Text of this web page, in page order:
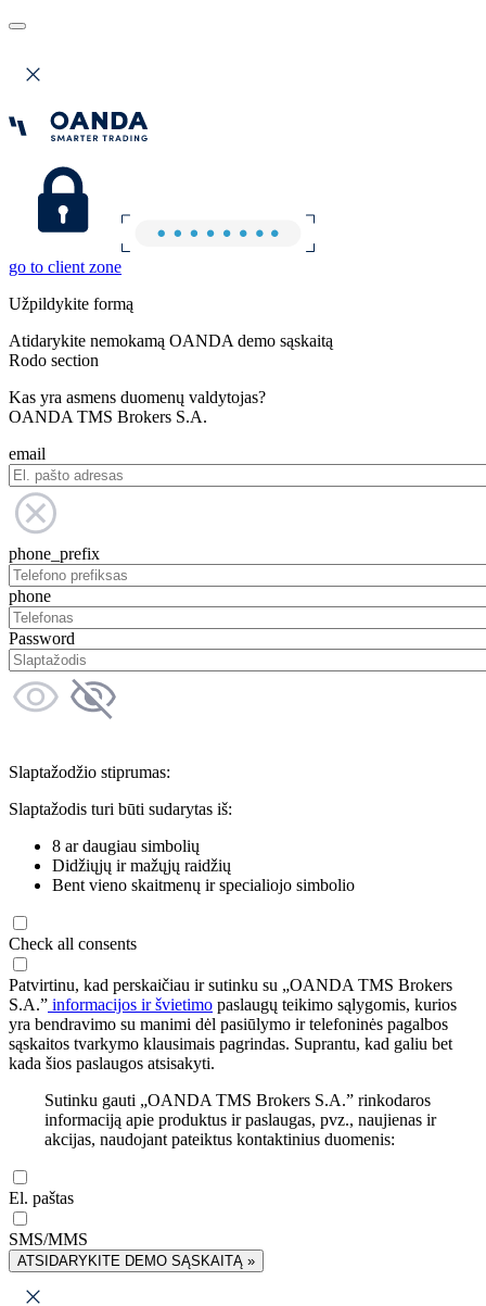
go to client zone
Užpildykite formą
Atidarykite nemokamą OANDA demo sąskaitą
Rodo section
Kas yra asmens duomenų valdytojas?
OANDA TMS Brokers S.A.
email
phone_prefix
phone
Password
Slaptažodžio stiprumas:
Slaptažodis turi būti sudarytas iš:
8 ar daugiau simbolių
Didžiųjų ir mažųjų raidžių
Bent vieno skaitmenų ir specialiojo simbolio
Check all consents
Patvirtinu, kad perskaičiau ir sutinku su „OANDA TMS Brokers
S.A.” informacijos ir švietimo paslaugų teikimo sąlygomis, kurios
yra bendravimo su manimi dėl pasiūlymo ir telefoninės pagalbos
sąskaitos tvarkymo klausimais pagrindas. Suprantu, kad galiu bet
kada šios paslaugos atsisakyti.
Sutinku gauti „OANDA TMS Brokers S.A.” rinkodaros
informaciją apie produktus ir paslaugas, pvz., naujienas ir
akcijas, naudojant pateiktus kontaktinius duomenis:
El. paštas
SMS/MMS
ATSIDARYKITE DEMO SĄSKAITĄ »